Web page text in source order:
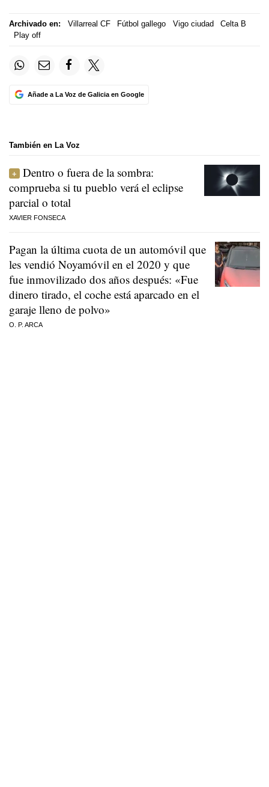
Archivado en: Villarreal CF Fútbol gallego Vigo ciudad
Celta B
Play off
Añade a La Voz de Galicia en Google
También en La Voz
Dentro o fuera de la sombra:
comprueba si tu pueblo verá el eclipse
parcial o total
XAVIER FONSECA
Pagan la última cuota de un automóvil que
les vendió Noyamóvil en el 2020 y que
fue inmovilizado dos años después: «Fue
dinero tirado, el coche está aparcado en el
garaje lleno de polvo»
O. P. ARCA